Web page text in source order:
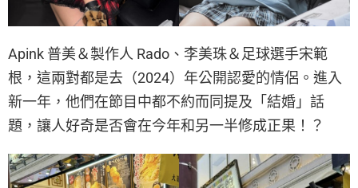
Apink 普美＆製作人 Rado、李美珠＆足球選手宋範
根，這兩對都是去（2024）年公開認愛的情侶。進入
新一年，他們在節目中都不約而同提及「結婚」話
題，讓人好奇是否會在今年和另一半修成正果！？